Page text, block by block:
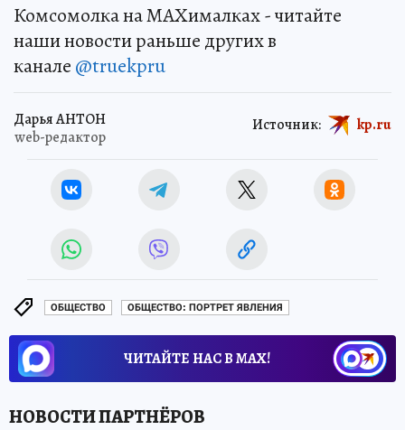
Комсомолка на MAXималках - читайте
наши новости раньше других в
канале @truekpru
Дарья АНТОН
web-редактор
Источник: kp.ru
ОБЩЕСТВО ОБЩЕСТВО: ПОРТРЕТ ЯВЛЕНИЯ
ЧИТАЙТЕ НАС В МАХ!